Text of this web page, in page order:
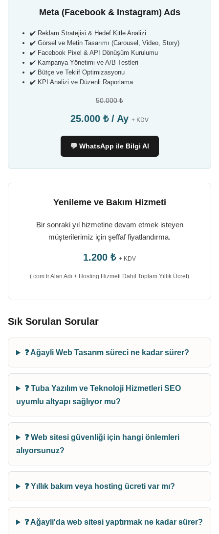
Meta (Facebook & Instagram) Ads
✔️ Reklam Stratejisi & Hedef Kitle Analizi
✔️ Görsel ve Metin Tasarımı (Carousel, Video, Story)
✔️ Facebook Pixel & API Dönüşüm Kurulumu
✔️ Kampanya Yönetimi ve A/B Testleri
✔️ Bütçe ve Teklif Optimizasyonu
✔️ KPI Analizi ve Düzenli Raporlama
50.000 ₺
25.000 ₺ / Ay + KDV
💬 WhatsApp ile Bilgi Al
Yenileme ve Bakım Hizmeti
Bir sonraki yıl hizmetine devam etmek isteyen
müşterilerimiz için şeffaf fiyatlandırma.
1.200 ₺ + KDV
(.com.tr Alan Adı + Hosting Hizmeti Dahil Toplam Yıllık Ücret)
Sık Sorulan Sorular
❓ Ağayli Web Tasarım süreci ne kadar sürer?
❓ Tuba Yazılım ve Teknoloji Hizmetleri SEO
uyumlu altyapı sağlıyor mu?
❓ Web sitesi güvenliği için hangi önlemleri
alıyorsunuz?
❓ Yıllık bakım veya hosting ücreti var mı?
❓ Ağayli'da web sitesi yaptırmak ne kadar sürer?